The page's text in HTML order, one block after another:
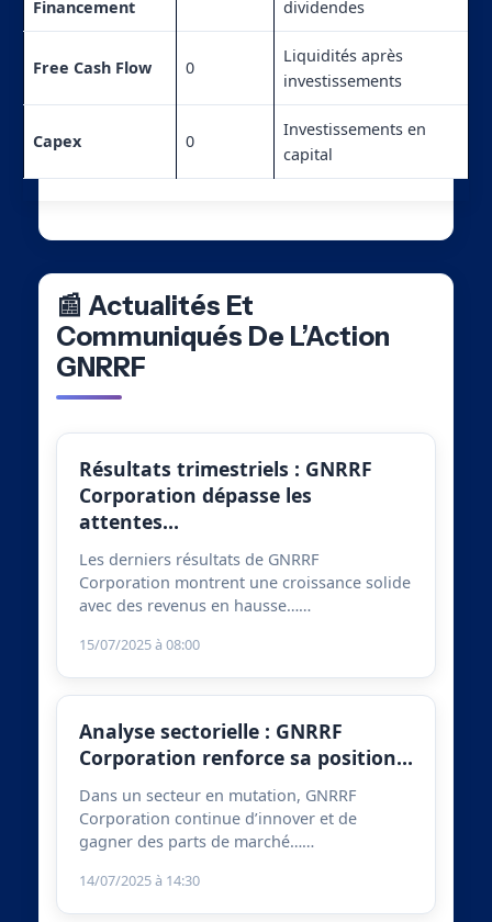
Financement dividendes
Free Cash Flow 0
Liquidités après
investissements
Capex 0
Investissements en
capital
📰 Actualités Et
Communiqués De L’Action
GNRRF
Résultats trimestriels : GNRRF
Corporation dépasse les
attentes…
Les derniers résultats de GNRRF
Corporation montrent une croissance solide
avec des revenus en hausse……
15/07/2025 à 08:00
Analyse sectorielle : GNRRF
Corporation renforce sa position…
Dans un secteur en mutation, GNRRF
Corporation continue d’innover et de
gagner des parts de marché……
14/07/2025 à 14:30